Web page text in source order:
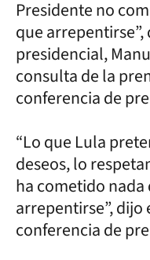
Presidente no
que
presidencial,
consulta de la
conferencia de
“Lo que Lula
deseos, lo
ha cometido
arrepentirse”,
conferencia de